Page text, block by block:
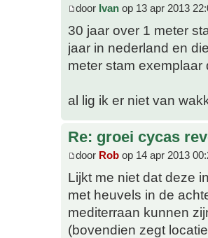
door Ivan op 13 apr 2013
30 jaar over 1 meter
jaar in nederland en
meter stam
al lig ik er niet van
Re: groei cycas
door Rob op 14 apr 2013
Lijkt me niet dat deze
met heuvels in de
mediterraan kunnen
(bovendien zegt